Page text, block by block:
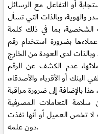
أو التفاعل مع الرسائل
والهوية، وبالذات التي تسأل
الشخصية، بما في ذلك كلمة
بضرورة استخدام رقم
عدم الكشف عن الرقم
أو الأقرباء والأصدقاء،
بالإضافة إلى ضرورة مراقبة
التعاملات المصرفية
لا تخص العميل أو أنها نفذت
دون علمه.